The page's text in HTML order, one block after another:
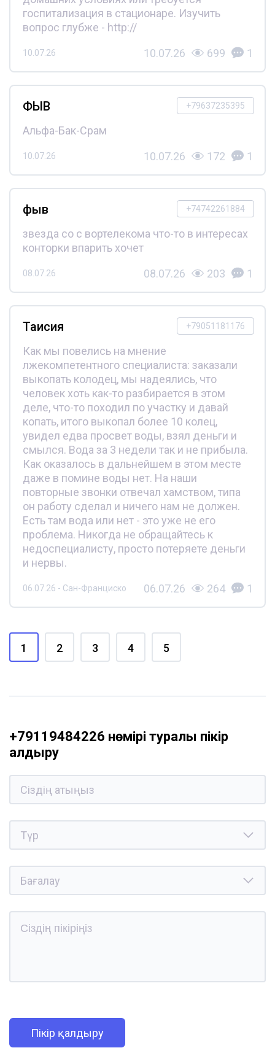
госпитализация в стационаре. Изучить
вопрос глубже - http://
10.07.26 10.07.26 699 1
+79637235395
ФЫВ
Альфа-Бак-Срам
10.07.26 10.07.26 172 1
+74742261884
фыв
звезда со с вортелекома что-то в интересах
конторки впарить хочет
08.07.26 08.07.26 203 1
+79051181176
Таисия
Как мы повелись на мнение
лжекомпетентного специалиста: заказали
выкопать колодец, мы надеялись, что
человек хоть как-то разбирается в этом
деле, что-то походил по участку и давай
копать, итого выкопал более 10 колец,
увидел едва просвет воды, взял деньги и
смылся. Вода за 3 недели так и не прибыла.
Как оказалось в дальнейшем в этом месте
даже в помине воды нет. На наши
повторные звонки отвечал хамством, типа
он работу сделал и ничего нам не должен.
Есть там вода или нет - это уже не его
проблема. Никогда не обращайтесь к
недоспециалисту, просто потеряете деньги
и нервы.
06.07.26 - Сан-Франциско 06.07.26 264 1
1 2 3 4 5
+79119484226 нөмірі туралы пікір
қалдыру
Пікір қалдыру